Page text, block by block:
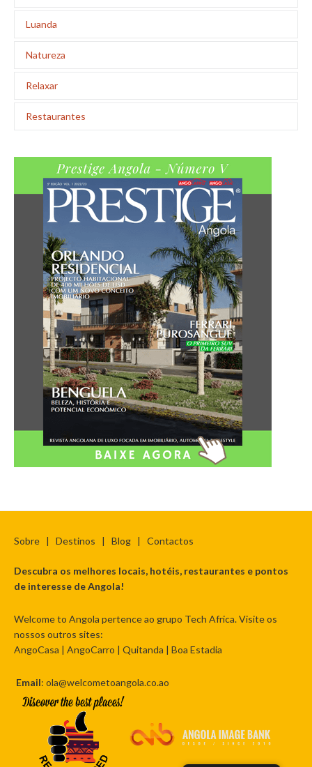
Luanda
Natureza
Relaxar
Restaurantes
Sobre | Destinos | Blog | Contactos
Descubra os melhores locais, hotéis, restaurantes e pontos
de interesse de Angola!
Welcome to Angola pertence ao grupo Tech Africa. Visite os
nossos outros sites:
AngoCasa | AngoCarro | Quitanda | Boa Estadia
Email: ola@welcometoangola.co.ao